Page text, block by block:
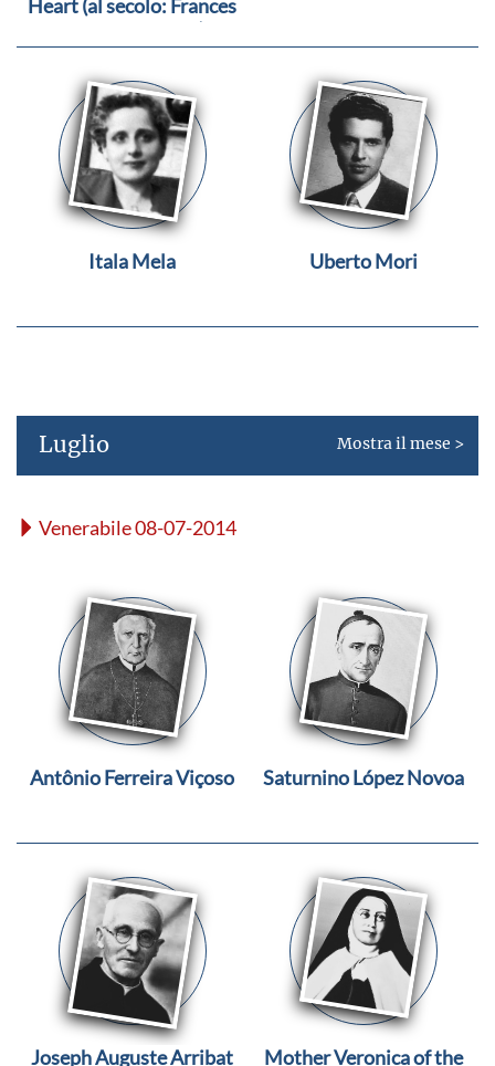
Heart (al secolo: Frances
Itala Mela Uberto Mori
Luglio Mostra il mese >
Venerabile 08-07-2014
Antônio Ferreira Viçoso Saturnino López Novoa
Joseph Auguste Arribat Mother Veronica of the